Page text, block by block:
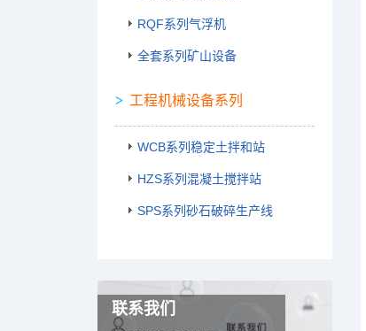
RQF系列气浮机
全套系列矿山设备
工程机械设备系列
WCB系列稳定土拌和站
HZS系列混凝土搅拌站
SPS系列砂石破碎生产线
联系我们